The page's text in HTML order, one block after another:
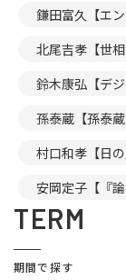
鎌田富久【エン
北尾吉孝【世相
鈴木康弘【デ
孫泰蔵【孫泰
村口和孝【日
安岡定子【『
TERM
期間で探す